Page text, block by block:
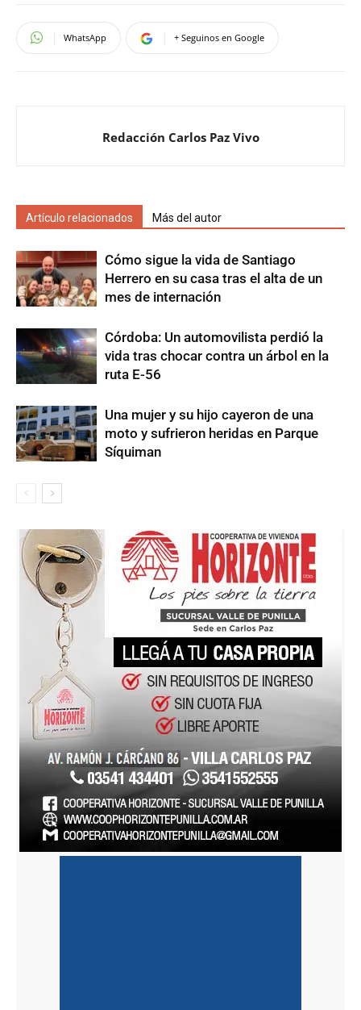
WhatsApp + Seguinos en Google
Redacción Carlos Paz Vivo
Artículo relacionados Más del autor
Cómo sigue la vida de Santiago
Herrero en su casa tras el alta de un
mes de internación
Córdoba: Un automovilista perdió la
vida tras chocar contra un árbol en la
ruta E-56
Una mujer y su hijo cayeron de una
moto y sufrieron heridas en Parque
Síquiman